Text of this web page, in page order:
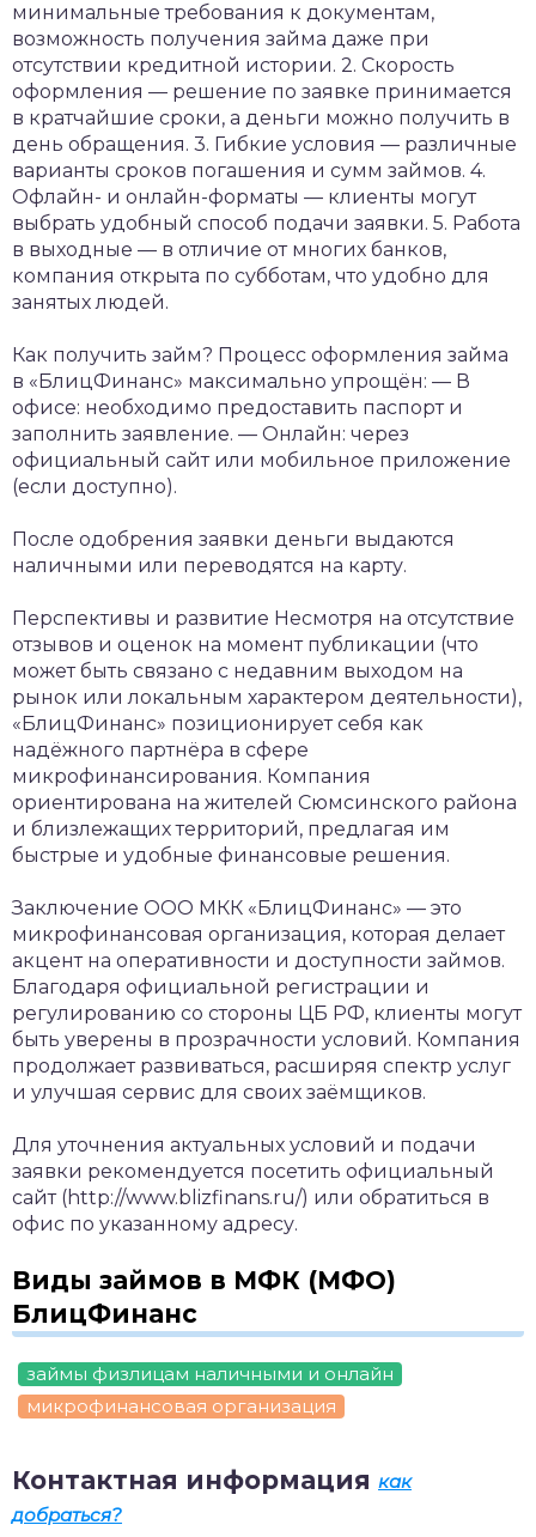
минимальные требования к документам,
возможность получения займа даже при
отсутствии кредитной истории. 2. Скорость
оформления — решение по заявке принимается
в кратчайшие сроки, а деньги можно получить в
день обращения. 3. Гибкие условия — различные
варианты сроков погашения и сумм займов. 4.
Офлайн- и онлайн-форматы — клиенты могут
выбрать удобный способ подачи заявки. 5. Работа
в выходные — в отличие от многих банков,
компания открыта по субботам, что удобно для
занятых людей.
Как получить займ? Процесс оформления займа
в «БлицФинанс» максимально упрощён: — В
офисе: необходимо предоставить паспорт и
заполнить заявление. — Онлайн: через
официальный сайт или мобильное приложение
(если доступно).
После одобрения заявки деньги выдаются
наличными или переводятся на карту.
Перспективы и развитие Несмотря на отсутствие
отзывов и оценок на момент публикации (что
может быть связано с недавним выходом на
рынок или локальным характером деятельности),
«БлицФинанс» позиционирует себя как
надёжного партнёра в сфере
микрофинансирования. Компания
ориентирована на жителей Сюмсинского района
и близлежащих территорий, предлагая им
быстрые и удобные финансовые решения.
Заключение ООО МКК «БлицФинанс» — это
микрофинансовая организация, которая делает
акцент на оперативности и доступности займов.
Благодаря официальной регистрации и
регулированию со стороны ЦБ РФ, клиенты могут
быть уверены в прозрачности условий. Компания
продолжает развиваться, расширяя спектр услуг
и улучшая сервис для своих заёмщиков.
Для уточнения актуальных условий и подачи
заявки рекомендуется посетить официальный
сайт (http://www.blizfinans.ru/) или обратиться в
офис по указанному адресу.
Виды займов в МФК (МФО)
БлицФинанс
займы физлицам наличными и онлайн
микрофинансовая организация
Контактная информация как
добраться?